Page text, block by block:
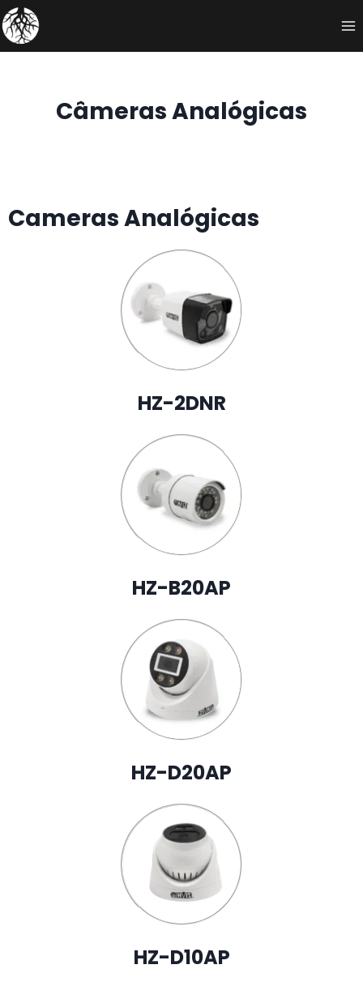
Câmeras Analógicas
Cameras Analógicas​
HZ-2DNR
HZ-B20AP
HZ-D20AP
HZ-D10AP